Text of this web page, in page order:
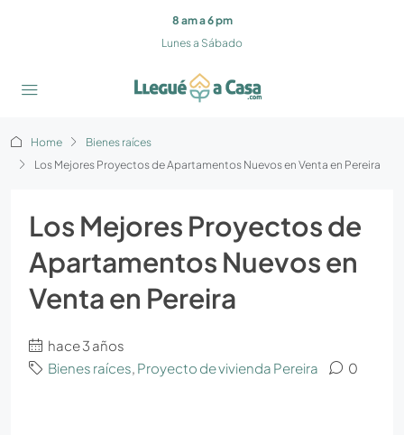
8 am a 6 pm
Lunes a Sábado
Home
Bienes raíces
Los Mejores Proyectos de Apartamentos Nuevos en Venta en Pereira
Los Mejores Proyectos de
Apartamentos Nuevos en
Venta en Pereira
hace 3 años
Bienes raíces, Proyecto de vivienda Pereira 0